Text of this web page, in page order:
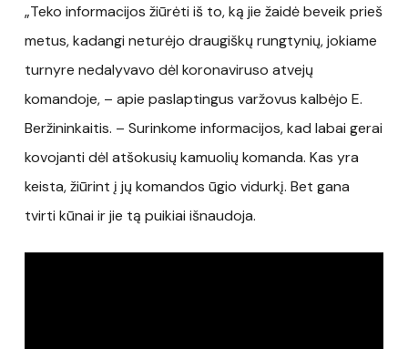
„Teko informacijos žiūrėti iš to, ką jie žaidė beveik prieš
metus, kadangi neturėjo draugiškų rungtynių, jokiame
turnyre nedalyvavo dėl koronaviruso atvejų
komandoje, – apie paslaptingus varžovus kalbėjo E.
Beržininkaitis. – Surinkome informacijos, kad labai gerai
kovojanti dėl atšokusių kamuolių komanda. Kas yra
keista, žiūrint į jų komandos ūgio vidurkį. Bet gana
tvirti kūnai ir jie tą puikiai išnaudoja.